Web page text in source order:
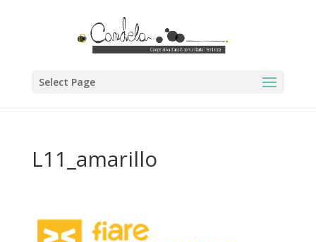
Select Page
L11_amarillo